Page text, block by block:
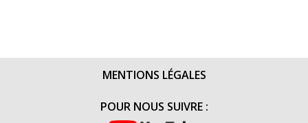
MENTIONS LÉGALES
POUR NOUS SUIVRE :